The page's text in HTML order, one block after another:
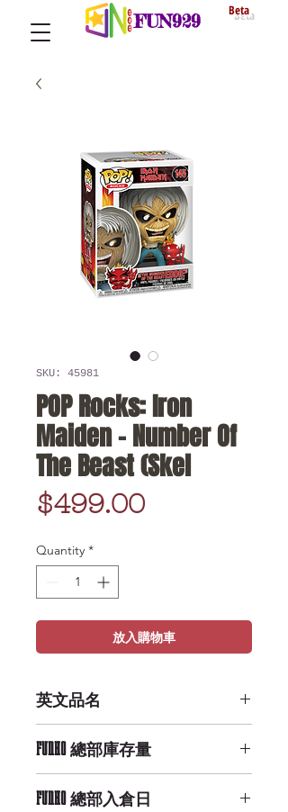
FUN929 Beta
SKU: 45981
POP Rocks: Iron
Maiden - Number Of
The Beast (Skel
$499.00Price
Quantity *
放入購物車
英文品名
Number Of The Beast (Skel
FUNKO 總部庫存量
FUNKO 總部入倉日